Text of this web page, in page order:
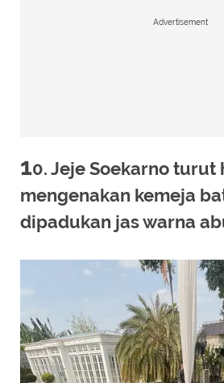
Advertisement
10. Jeje Soekarno turut
mengenakan kemeja
dipadukan jas warna